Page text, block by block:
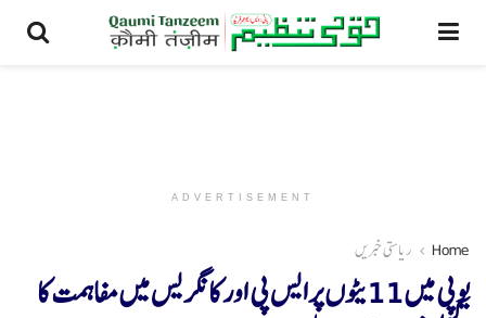
ADVERTISEMENT
Home ریاستی خبریں
یوپی میں 11یٹوں پرایس پی اور کانگریس میں مفاہمت کا